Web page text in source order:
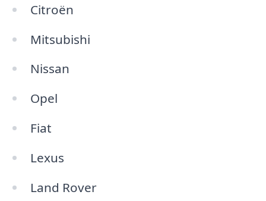
Citroën
Mitsubishi
Nissan
Opel
Fiat
Lexus
Land Rover